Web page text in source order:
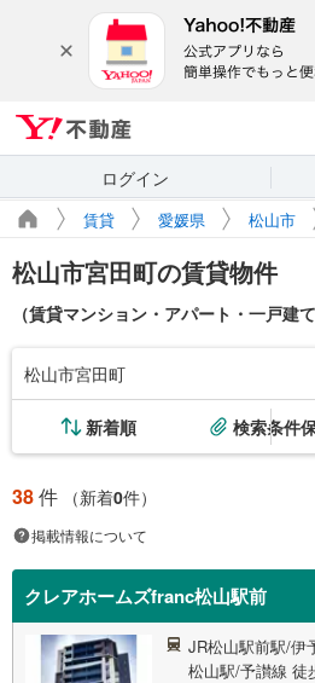
ログイン
賃貸 愛媛県 松山市
松山市宮田町の賃貸物件
（賃貸マンション・アパート・一戸建て
松山市宮田町
新着順 検索条件
38件 （新着0件）
掲載情報について
クレアホームズfranc松山駅前
JR松山駅前駅/伊
松山駅/予讃線 徒